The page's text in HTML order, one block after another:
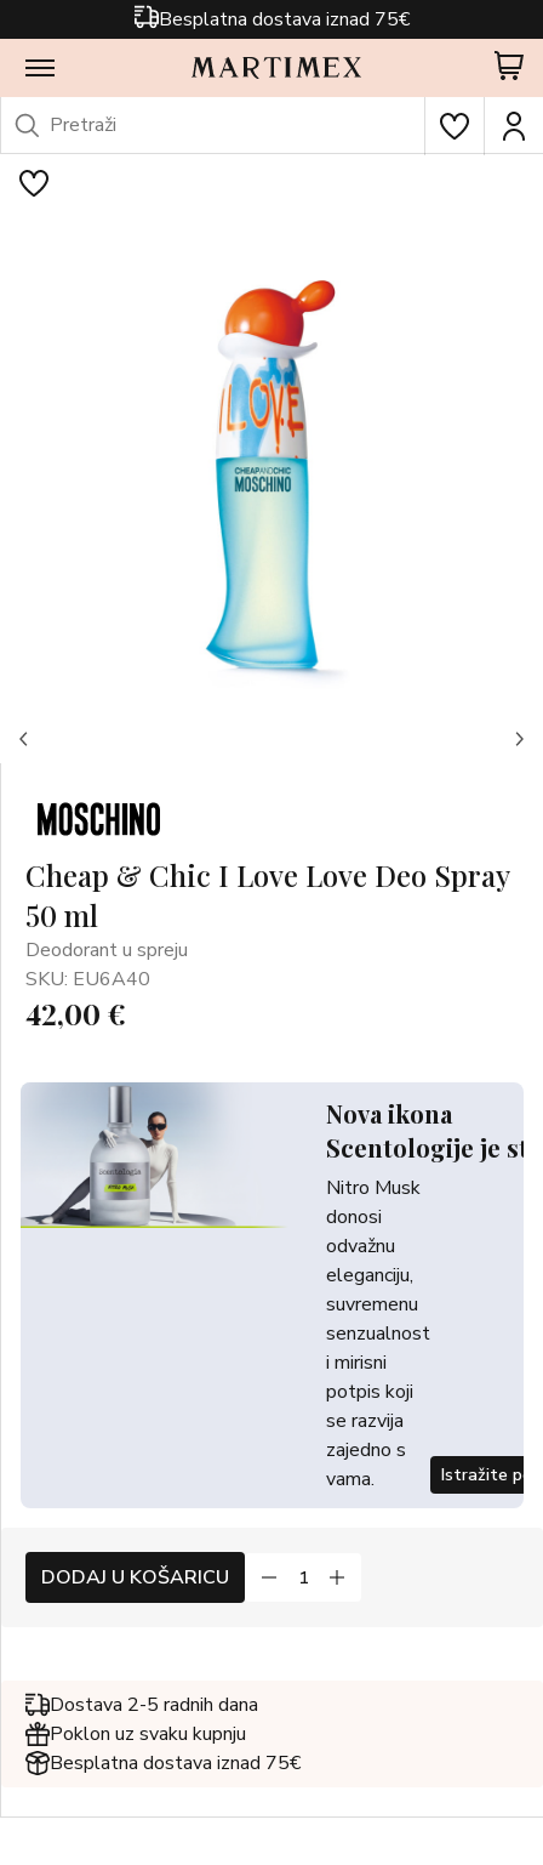
Besplatna dostava iznad 75€
Cheap & Chic I Love Love Deo Spray
50 ml
Deodorant u spreju
SKU: EU6A40
42,00 €
Nova ikona
Scentologije je
Nitro Musk
donosi
odvažnu
eleganciju,
suvremenu
senzualnost
i mirisni
potpis koji
se razvija
zajedno s
vama.
Istražite
DODAJ U KOŠARICU
Dostava 2-5 radnih dana
Poklon uz svaku kupnju
Besplatna dostava iznad 75€